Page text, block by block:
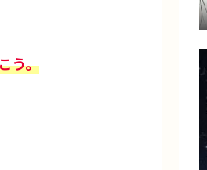
う。